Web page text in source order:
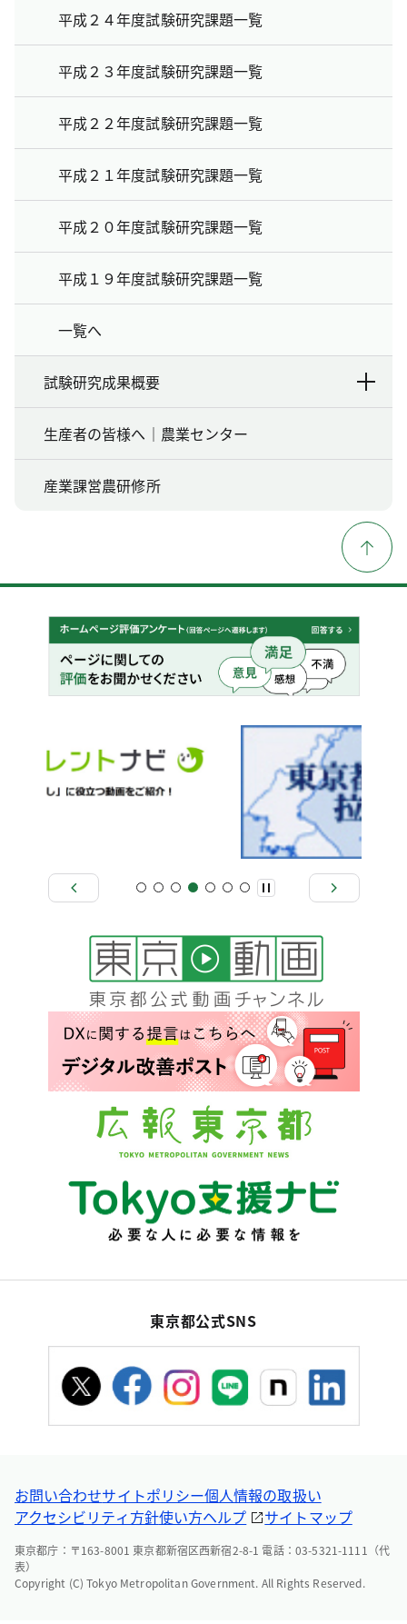
平成２４年度試験研究課題一覧
平成２３年度試験研究課題一覧
平成２２年度試験研究課題一覧
平成２１年度試験研究課題一覧
平成２０年度試験研究課題一覧
平成１９年度試験研究課題一覧
一覧へ
試験研究成果概要
生産者の皆様へ｜農業センター
産業課営農研修所
東京都公式SNS
お問い合わせサイトポリシー個人情報の取扱い
アクセシビリティ方針使い方ヘルプ サイトマップ
東京都庁：〒163-8001 東京都新宿区西新宿2-8-1 電話：03-5321-1111（代
表）
Copyright (C) Tokyo Metropolitan Government. All Rights Reserved.